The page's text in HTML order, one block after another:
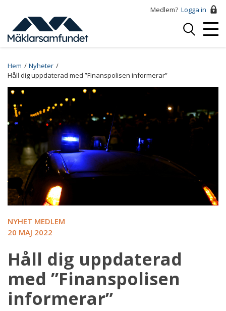
huvudinnehåll
Medlem? Logga in
Logga
Breadcrumb
Hem
Nyheter
Håll dig uppdaterad med ”Finanspolisen informerar”
NYHET MEDLEM
20 MAJ 2022
Håll dig uppdaterad
med ”Finanspolisen
informerar”